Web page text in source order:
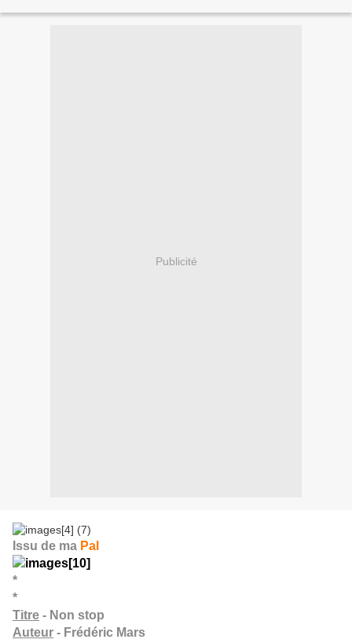
Publicité
Issu de ma Pal
*
*
Titre - Non stop
Auteur - Frédéric Mars